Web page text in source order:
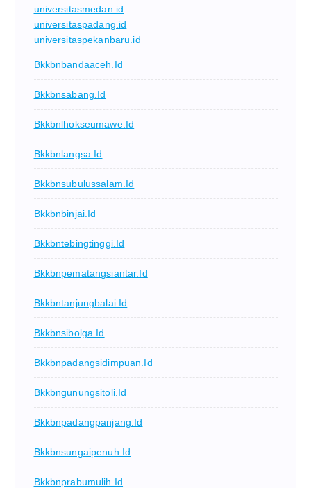
universitasmedan.id
universitaspadang.id
universitaspekanbaru.id
Bkkbnbandaaceh.id
Bkkbnsabang.id
Bkkbnlhokseumawe.id
Bkkbnlangsa.id
Bkkbnsubulussalam.id
Bkkbnbinjai.id
Bkkbntebingtinggi.id
Bkkbnpematangsiantar.id
Bkkbntanjungbalai.id
Bkkbnsibolga.id
Bkkbnpadangsidimpuan.id
Bkkbngunungsitoli.id
Bkkbnpadangpanjang.id
Bkkbnsungaipenuh.id
Bkkbnprabumulih.id